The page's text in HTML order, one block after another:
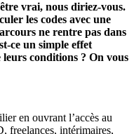
vrai, nous diriez-vous.
les codes avec une
ne rentre pas dans
ce un simple effet
conditions ? On vous
en ouvrant l’accès au
freelances, intérimaires,